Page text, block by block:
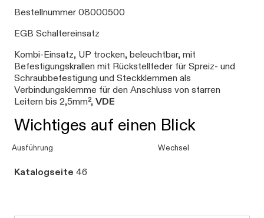
Bestellnummer 08000500
EGB Schaltereinsatz
Kombi-Einsatz, UP trocken, beleuchtbar, mit
Befestigungskrallen mit Rückstellfeder für Spreiz- und
Schraubbefestigung und Steckklemmen als
Verbindungsklemme für den Anschluss von starren
Leitern bis 2,5mm², VDE
Wichtiges auf einen Blick
Ausführung Wechsel
Katalogseite 46